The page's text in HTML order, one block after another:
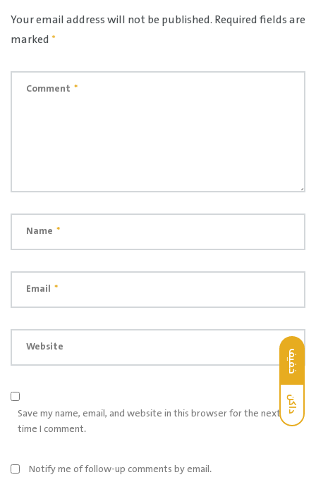
خفيف
داكن
Your email address will not be published. Required fields are
marked*
Comment *
Name *
Email *
Website
Save my name, email, and website in this browser for the next
time I comment.
Notify me of follow-up comments by email.